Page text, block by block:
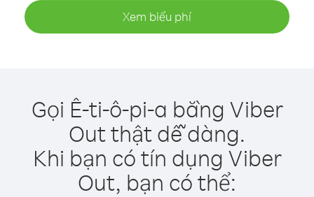
Xem biểu phí
Gọi Ê-ti-ô-pi-a bằng Viber
Out thật dễ dàng.
Khi bạn có tín dụng Viber
Out, bạn có thể: